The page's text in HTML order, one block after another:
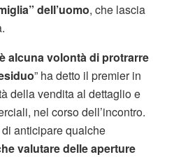
dell’uomo, che lascia
alcuna volontà di protrarre
” ha detto il premier in
della vendita al dettaglio e
nel corso dell’incontro.
di anticipare qualche
valutare delle aperture